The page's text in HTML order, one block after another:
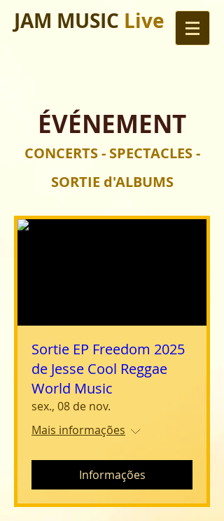
JAM MUSIC Live
ÉVÉNEMENT
CONCERTS - SPECTACLES -
SORTIE d'ALBUMS
Sortie EP Freedom 2025
de Jesse Cool Reggae
World Music
sex., 08 de nov.
Mais informações
Informações